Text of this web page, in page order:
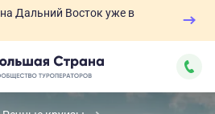
на Дальний Восток уже в